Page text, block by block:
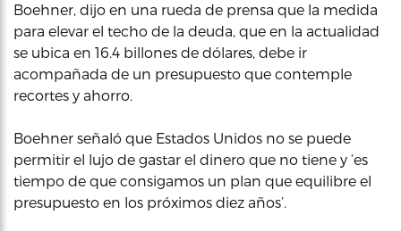
Boehner, dijo en una rueda de prensa que la medida
para elevar el techo de la deuda, que en la actualidad
se ubica en 16.4 billones de dólares, debe ir
acompañada de un presupuesto que contemple
recortes y ahorro.
Boehner señaló que Estados Unidos no se puede
permitir el lujo de gastar el dinero que no tiene y ‘es
tiempo de que consigamos un plan que equilibre el
presupuesto en los próximos diez años’.